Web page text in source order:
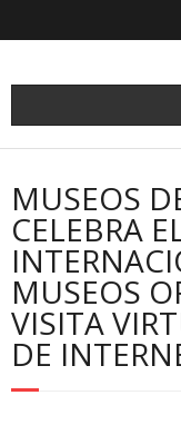
MUSEOS
CELEBRA
MUSEOS
VISITA
DE